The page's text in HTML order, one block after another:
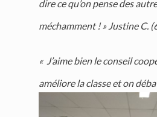
dire ce qu’on pense des
méchamment ! » Justine C.
« J’aime bien le conseil
améliore la classe et on